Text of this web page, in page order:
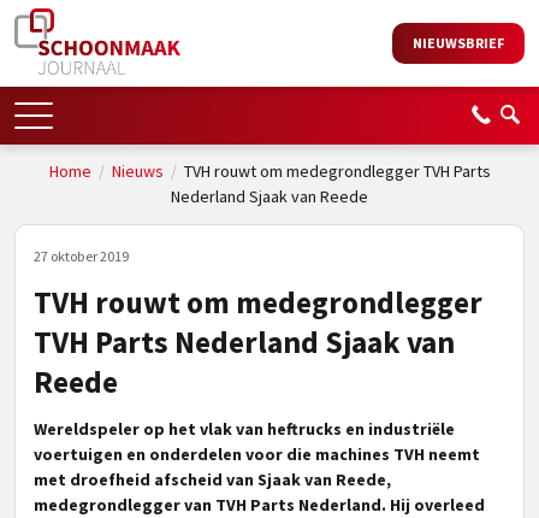
NIEUWSBRIEF
Home / Nieuws / TVH rouwt om medegrondlegger TVH Parts
Nederland Sjaak van Reede
27 oktober 2019
TVH rouwt om medegrondlegger
TVH Parts Nederland Sjaak van
Reede
Wereldspeler op het vlak van heftrucks en industriële
voertuigen en onderdelen voor die machines TVH neemt
met droefheid afscheid van Sjaak van Reede,
medegrondlegger van TVH Parts Nederland. Hij overleed